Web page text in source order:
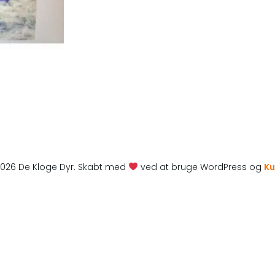
De Kloge Dyr. Skabt med ved at bruge WordPress og